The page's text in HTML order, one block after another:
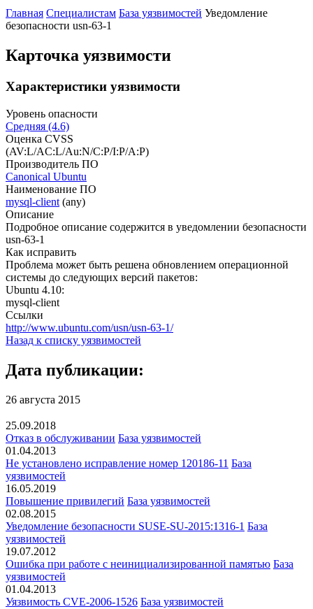
Главная Специалистам База уязвимостей Уведомление
безопасности usn-63-1
Карточка уязвимости
Характеристики уязвимости
Уровень опасности
Средняя (4.6)
Оценка CVSS
(AV:L/AC:L/Au:N/C:P/I:P/A:P)
Производитель ПО
Canonical Ubuntu
Наименование ПО
mysql-client (any)
Описание
Подробное описание содержится в уведомлении безопасности
usn-63-1
Как исправить
Проблема может быть решена обновлением операционной
системы до следующих версий пакетов:
Ubuntu 4.10:
mysql-client
Ссылки
http://www.ubuntu.com/usn/usn-63-1/
Назад к списку уязвимостей
Дата публикации:
26 августа 2015
25.09.2018
Отказ в обслуживании База уязвимостей
01.04.2013
Не установлено исправление номер 120186-11 База
уязвимостей
16.05.2019
Повышение привилегий База уязвимостей
02.08.2015
Уведомление безопасности SUSE-SU-2015:1316-1 База
уязвимостей
19.07.2012
Ошибка при работе с неинициализированной памятью База
уязвимостей
01.04.2013
Уязвимость CVE-2006-1526 База уязвимостей